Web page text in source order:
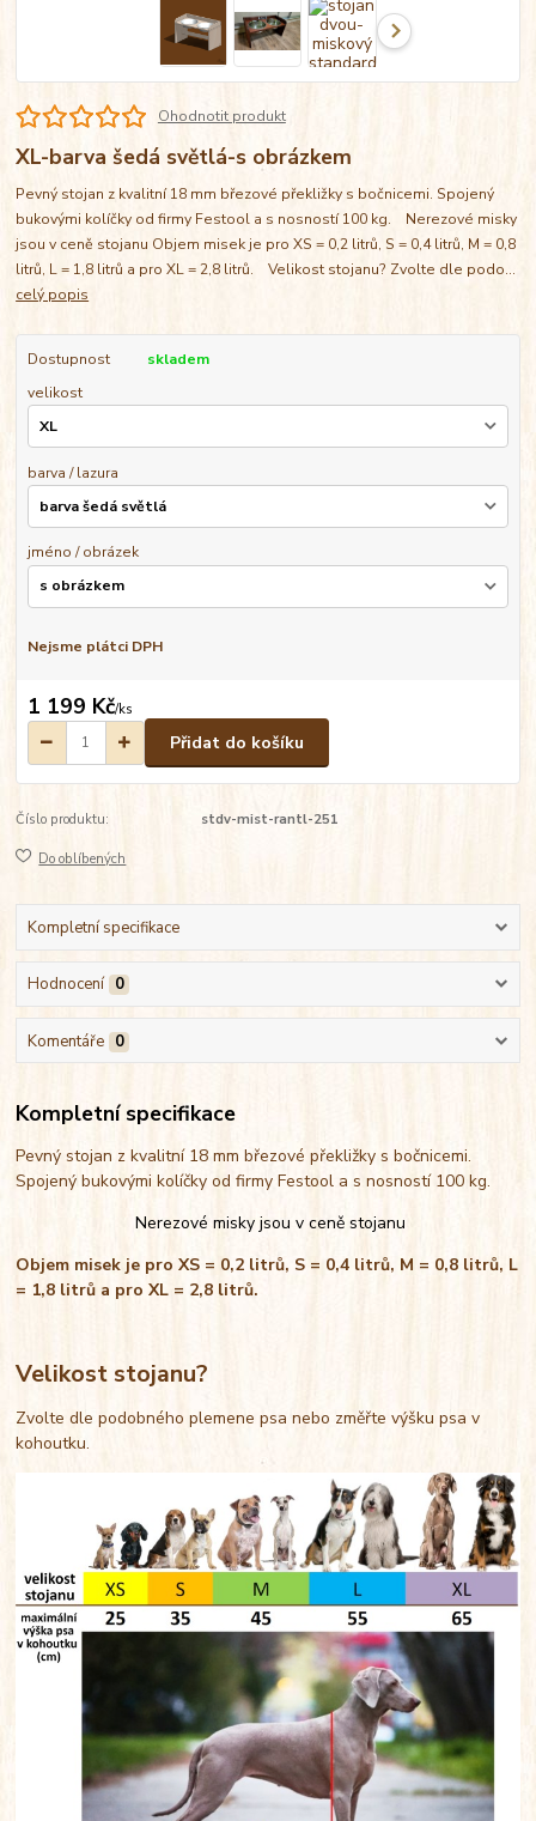
Ohodnotit produkt
XL-barva šedá světlá-s obrázkem
Pevný stojan z kvalitní 18 mm březové překližky s bočnicemi. Spojený
bukovými kolíčky od firmy Festool a s nosností 100 kg. Nerezové misky
jsou v ceně stojanu Objem misek je pro XS = 0,2 litrů, S = 0,4 litrů, M = 0,8
litrů, L = 1,8 litrů a pro XL = 2,8 litrů. Velikost stojanu? Zvolte dle podo...
celý popis
Dostupnost
skladem
velikost
barva / lazura
jméno / obrázek
Nejsme plátci DPH
1 199 Kč/ks
Přidat do košíku
Číslo produktu: stdv-mist-rantl-251
Do oblíbených
Kompletní specifikace
Hodnocení 0
Komentáře 0
Kompletní specifikace
Pevný stojan z kvalitní 18 mm březové překližky s bočnicemi.
Spojený bukovými kolíčky od firmy Festool a s nosností 100 kg.
Nerezové misky jsou v ceně stojanu
Objem misek je pro XS = 0,2 litrů, S = 0,4 litrů, M = 0,8 litrů, L
= 1,8 litrů a pro XL = 2,8 litrů.
Velikost stojanu?
Zvolte dle podobného plemene psa nebo změřte výšku psa v
kohoutku.